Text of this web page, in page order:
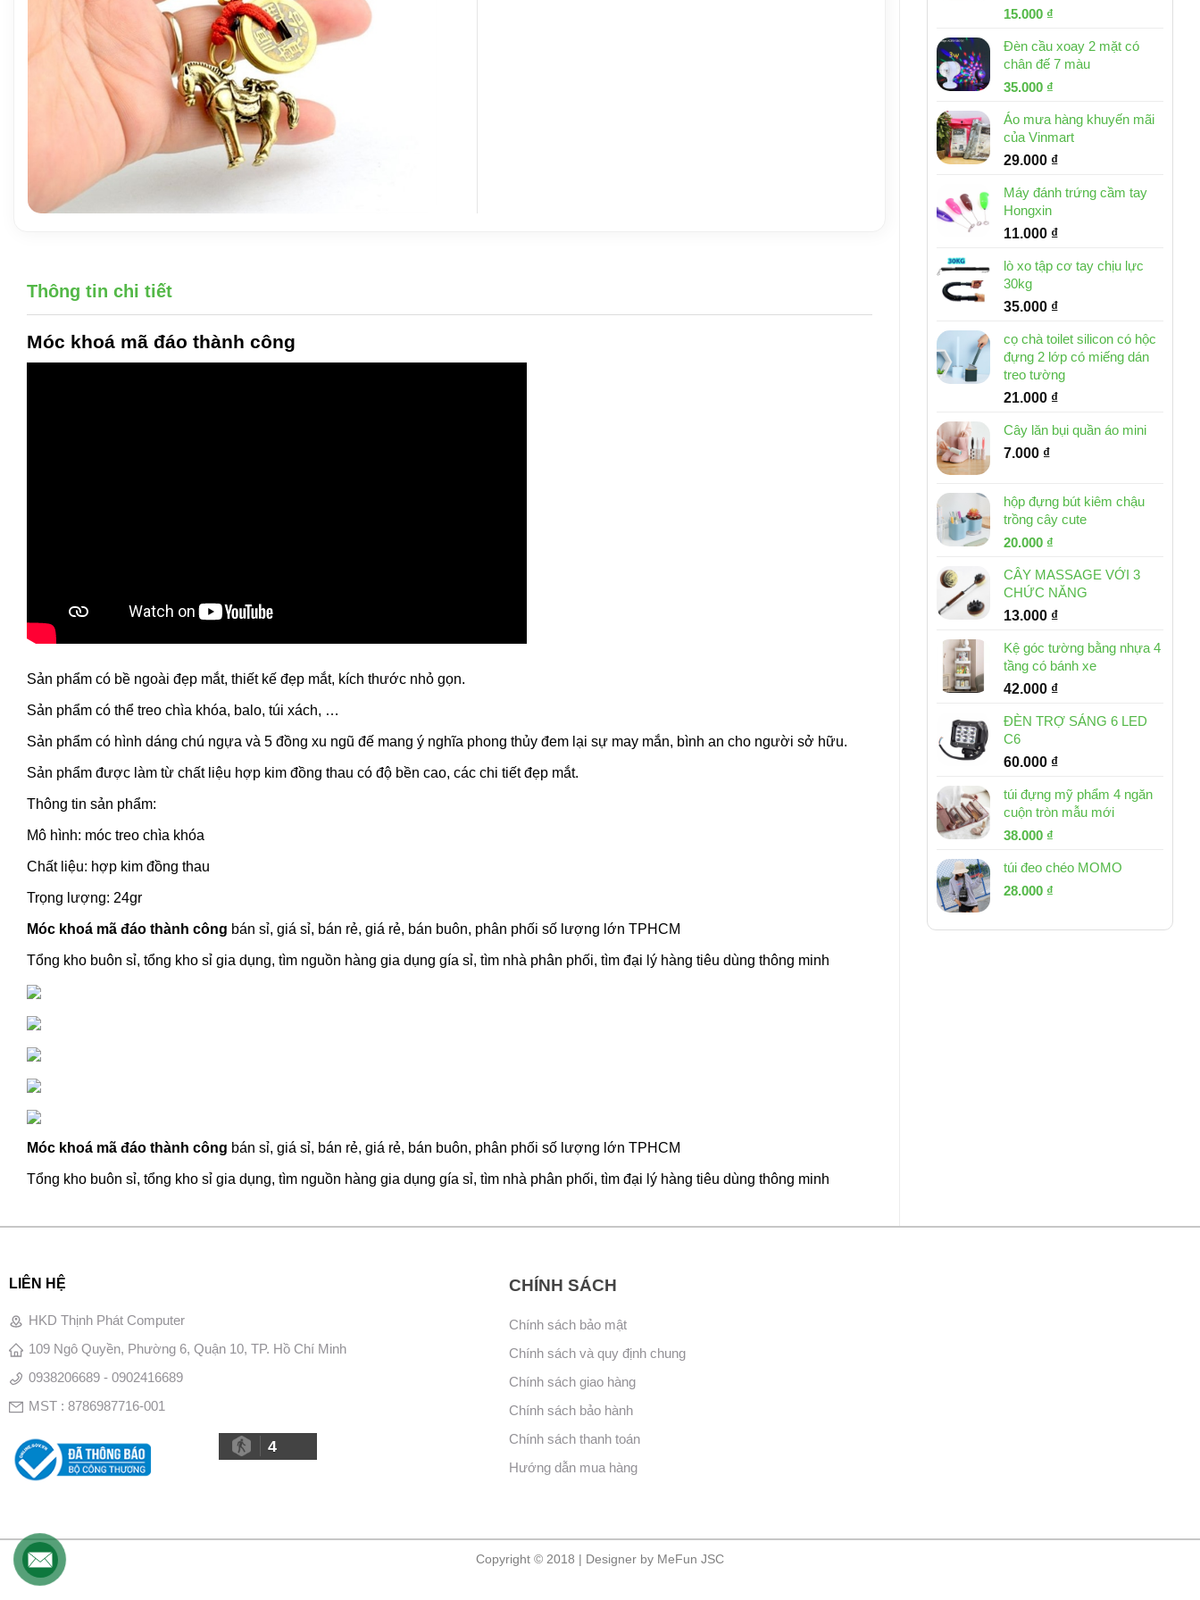
Giá
là:
32.000 ₫.
15.000 ₫
tại
là:
Đèn cầu xoay 2 mặt có
chân đế 7 màu
Giá
là:
46.000 ₫.
35.000 ₫
tại
là:
35.000 ₫.
Áo mưa hàng khuyến mãi
của Vinmart
29.000 ₫
Máy đánh trứng cầm tay
Hongxin
11.000 ₫
lò xo tập cơ tay chịu lực
30kg
35.000 ₫
cọ chà toilet silicon có hộc
đựng 2 lớp có miếng dán
treo tường
21.000 ₫
Cây lăn bụi quần áo mini
7.000 ₫
hộp đựng bút kiêm chậu
trồng cây cute
Giá
là:
30.000 ₫.
20.000 ₫
tại
là:
20.000 ₫.
CÂY MASSAGE VỚI 3
CHỨC NĂNG
13.000 ₫
Kệ góc tường bằng nhựa 4
tầng có bánh xe
42.000 ₫
ĐÈN TRỢ SÁNG 6 LED
C6
60.000 ₫
túi đựng mỹ phẩm 4 ngăn
cuộn tròn mẫu mới
Giá
là:
53.000 ₫.
38.000 ₫
tại
túi đeo chéo MOMO
Giá
là:
28.000 ₫
tại
Thông tin chi tiết
Móc khoá mã đáo thành công
Sản phẩm có bề ngoài đẹp mắt, thiết kế đẹp mắt, kích thước nhỏ gọn.
Sản phẩm có thể treo chìa khóa, balo, túi xách, …
Sản phẩm có hình dáng chú ngựa và 5 đồng xu ngũ đế mang ý nghĩa phong thủy đem lại sự may mắn, bình an cho người sở hữu.
Sản phẩm được làm từ chất liệu hợp kim đồng thau có độ bền cao, các chi tiết đẹp mắt.
Thông tin sản phẩm:
Mô hình: móc treo chìa khóa
Chất liệu: hợp kim đồng thau
Trọng lượng: 24gr
Móc khoá mã đáo thành công bán sỉ, giá sỉ, bán rẻ, giá rẻ, bán buôn, phân phối số lượng lớn TPHCM
Tổng kho buôn sỉ, tổng kho sỉ gia dụng, tìm nguồn hàng gia dụng gía sỉ, tìm nhà phân phối, tìm đại lý hàng tiêu dùng thông minh
Móc khoá mã đáo thành công bán sỉ, giá sỉ, bán rẻ, giá rẻ, bán buôn, phân phối số lượng lớn TPHCM
Tổng kho buôn sỉ, tổng kho sỉ gia dụng, tìm nguồn hàng gia dụng gía sỉ, tìm nhà phân phối, tìm đại lý hàng tiêu dùng thông minh
LIÊN HỆ
HKD Thịnh Phát Computer
109 Ngô Quyền, Phường 6, Quận 10, TP. Hồ Chí Minh
0938206689 - 0902416689
MST : 8786987716-001
4
CHÍNH SÁCH
Chính sách bảo mật
Chính sách và quy định chung
Chính sách giao hàng
Chính sách bảo hành
Chính sách thanh toán
Hướng dẫn mua hàng
Copyright © 2018 | Designer by MeFun JSC